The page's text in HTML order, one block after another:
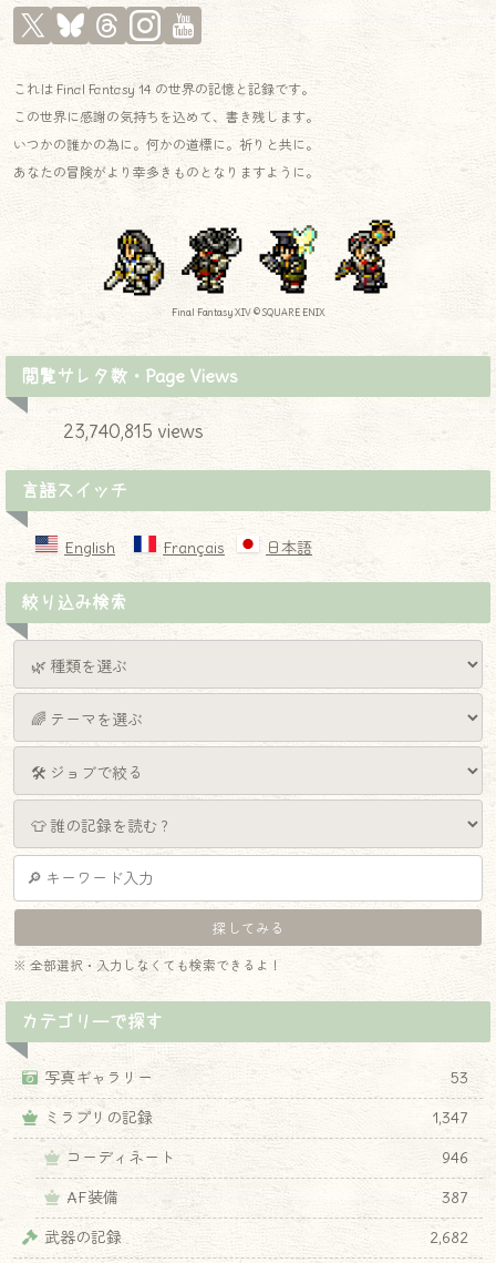
これは Final Fantasy 14 の世界の記憶と記録です。
この世界に感謝の気持ちを込めて、書き残します。
いつかの誰かの為に。何かの道標に。祈りと共に。
あなたの冒険がより幸多きものとなりますように。
Final Fantasy XIV © SQUARE ENIX
閲覧サレタ数・Page Views
23,740,815 views
言語スイッチ
English Français 日本語
絞り込み検索
※ 全部選択・入力しなくても検索できるよ！
カテゴリーで探す
写真ギャラリー
53
ミラプリの記録
1,347
コーディネート
946
AF装備
387
武器の記録
2,682